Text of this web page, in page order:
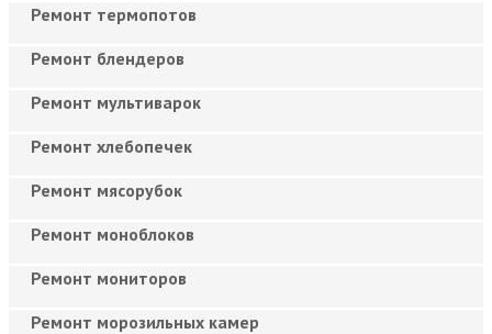
Ремонт термопотов
Ремонт блендеров
Ремонт мультиварок
Ремонт хлебопечек
Ремонт мясорубок
Ремонт моноблоков
Ремонт мониторов
Ремонт морозильных камер